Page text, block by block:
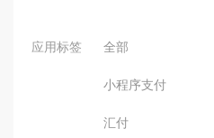
应用标签 全部
小程序支付
汇付